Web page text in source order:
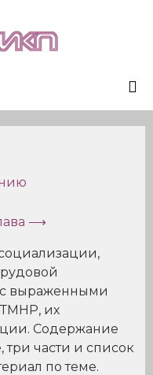
⟶
с выраженными
их
Содержание
части и список
по теме.